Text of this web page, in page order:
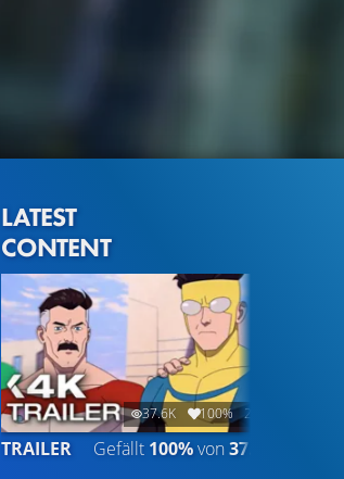
LATEST
CONTENT
37.6K 100% 2:31
TRAILER Gefällt 100%von37.601